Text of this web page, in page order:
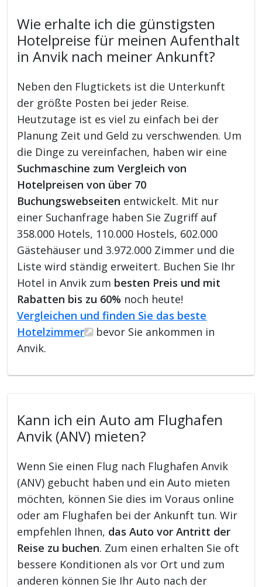
Wie erhalte ich die günstigsten
Hotelpreise für meinen Aufenthalt
in Anvik nach meiner Ankunft?
Neben den Flugtickets ist die Unterkunft
der größte Posten bei jeder Reise.
Heutzutage ist es viel zu einfach bei der
Planung Zeit und Geld zu verschwenden. Um
die Dinge zu vereinfachen, haben wir eine
Suchmaschine zum Vergleich von
Hotelpreisen von über 70
Buchungswebseiten entwickelt. Mit nur
einer Suchanfrage haben Sie Zugriff auf
358.000 Hotels, 110.000 Hostels, 602.000
Gästehäuser und 3.972.000 Zimmer und die
Liste wird ständig erweitert. Buchen Sie Ihr
Hotel in Anvik zum besten Preis und mit
Rabatten bis zu 60% noch heute!
Vergleichen und finden Sie das beste
Hotelzimmer
bevor Sie ankommen in
Anvik.
Kann ich ein Auto am Flughafen
Anvik (ANV) mieten?
Wenn Sie einen Flug nach Flughafen Anvik
(ANV) gebucht haben und ein Auto mieten
möchten, können Sie dies im Voraus online
oder am Flughafen bei der Ankunft tun. Wir
empfehlen Ihnen, das Auto vor Antritt der
Reise zu buchen. Zum einen erhalten Sie oft
bessere Konditionen als vor Ort und zum
anderen können Sie Ihr Auto nach der